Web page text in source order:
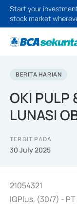
Start your
stock market
BERITA HARIAN
OKI PULP
LUNASI
TERBIT PADA
30 July 2025
21054321
IQPlus, (30/7) -